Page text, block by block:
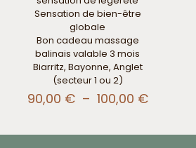
Sensation de bien-être
globale
Bon cadeau massage
balinais valable 3 mois
Biarritz, Bayonne, Anglet
(secteur 1 ou 2)
90,00 € – 100,00 €Plage
90,00 €